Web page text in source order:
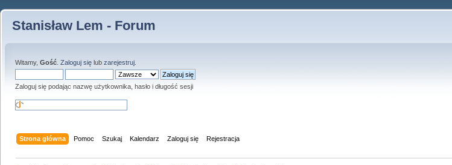
Stanisław Lem - Forum
Witamy, Gość Zaloguj się lub zarejestruj
Zaloguj się podając nazwę użytkownika, hasło i długość sesji
Strona główna Pomoc Szukaj Kalendarz Zaloguj się Rejestracja